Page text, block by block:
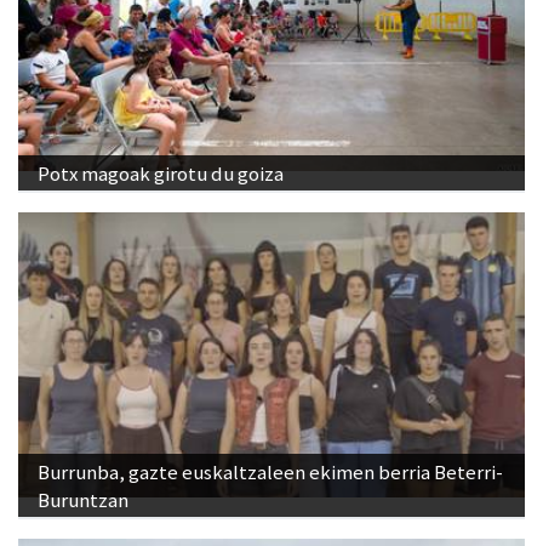
Potx magoak girotu du goiza
Burrunba, gazte euskaltzaleen ekimen berria Beterri-
Buruntzan